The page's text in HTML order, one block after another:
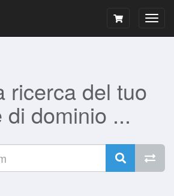
ricerca del tuo
di dominio ...